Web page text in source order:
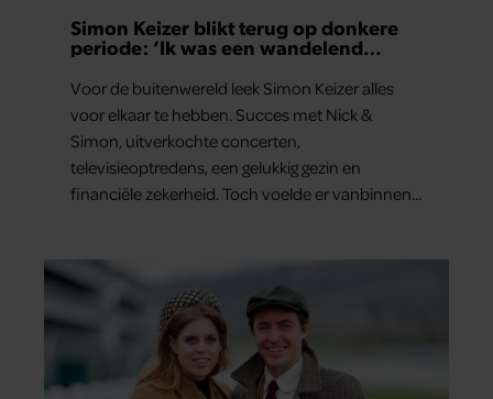
Simon Keizer blikt terug op donkere
periode: ‘Ik was een wandelend
Voor de buitenwereld leek Simon Keizer alles
voor elkaar te hebben. Succes met Nick &
Simon, uitverkochte concerten,
televisieoptredens, een gelukkig gezin en
financiële zekerheid. Toch voelde er vanbinnen
dat hij lange tijd vooral overleefde en steeds
verder van zijn gevoel verwijderd raakte.